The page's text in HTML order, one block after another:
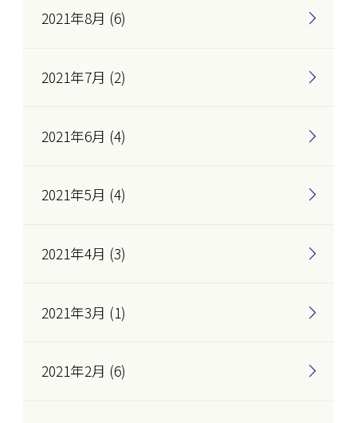
2021年8月 (6)
2021年7月 (2)
2021年6月 (4)
2021年5月 (4)
2021年4月 (3)
2021年3月 (1)
2021年2月 (6)